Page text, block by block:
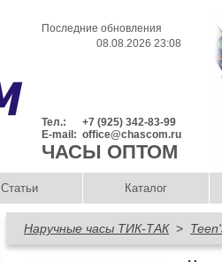
Последние обновления
08.08.2026 23:08
Тел.:
+7 (925) 342-83-99
E-mail: office@chascom.ru
ЧАСЫ ОПТОМ
Статьи Каталог
Наручные часы ТИК-ТАК>